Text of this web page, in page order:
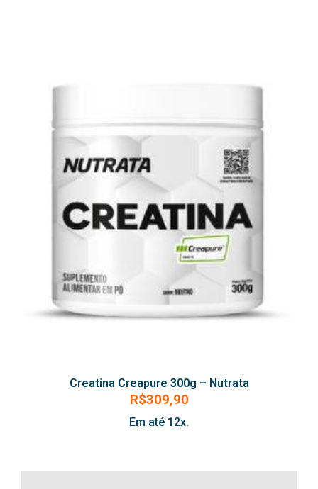
Creatina Creapure 300g – Nutrata
R$309,90
Em até 12x.